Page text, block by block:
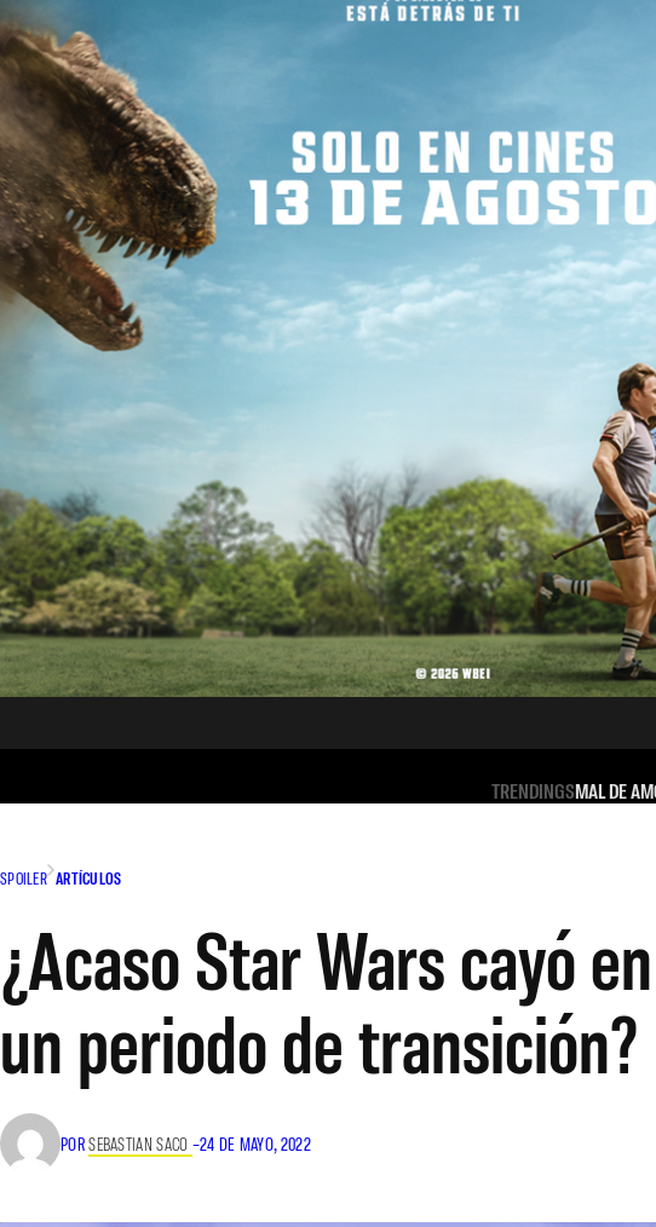
TRENDINGSMAL DE
SPOILER ARTÍCULOS
¿Acaso Star Wars cayó
un periodo de transición?
PORSEBASTIAN SACO –24 DE MAYO, 2022